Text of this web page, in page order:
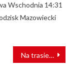
Wschodnia 14:31
Mazowiecki
Na trasie Barnówko – Kostrzyn powstaną nowe wiadukty kolejowe